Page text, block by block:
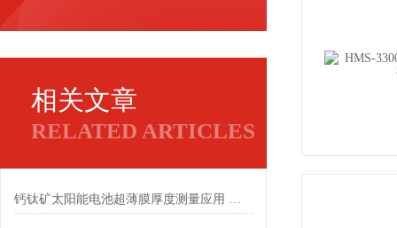
相关文章
RELATED ARTICLES
钙钛矿太阳能电池超薄膜厚度测量应用 — KLA表面轮廓仪